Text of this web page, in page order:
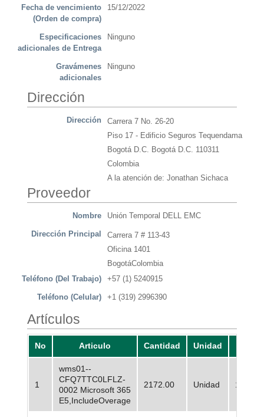
Fecha de vencimiento
(Orden de compra)
15/12/2022
Especificaciones
adicionales de Entrega
Ninguno
Gravámenes
adicionales
Ninguno
Dirección
Dirección
Carrera 7 No. 26-20
Piso 17 - Edificio Seguros Tequendama
Bogotá D.C. Bogotá D.C. 110311
Colombia
A la atención de: Jonathan Sichaca
Proveedor
Nombre Unión Temporal DELL EMC
Dirección Principal
Carrera 7 # 113-43
Oficina 1401
BogotáColombia
Teléfono (Del Trabajo)
+57 (1) 5240915
Teléfono (Celular) +1 (319) 2996390
Artículos
No Articulo Cantidad Unidad
1
wms01--
CFQ7TTC0LFLZ-
0002 Microsoft 365
E5,IncludeOverage
2172.00 Unidad